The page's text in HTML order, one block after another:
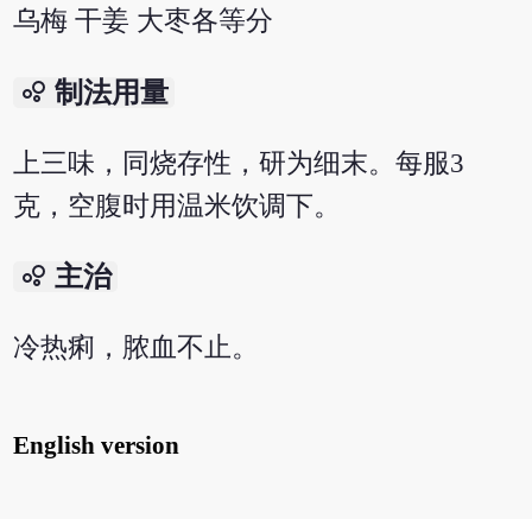
乌梅 干姜 大枣各等分
bubble_chart 制法用量
上三味，同烧存性，研为细末。每服3
克，空腹时用温米饮调下。
bubble_chart 主治
冷热痢，脓血不止。
English version